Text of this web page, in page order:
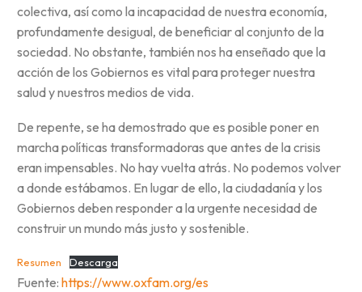
colectiva, así como la incapacidad de nuestra economía,
profundamente desigual, de beneficiar al conjunto de la
sociedad. No obstante, también nos ha enseñado que la
acción de los Gobiernos es vital para proteger nuestra
salud y nuestros medios de vida.
De repente, se ha demostrado que es posible poner en
marcha políticas transformadoras que antes de la crisis
eran impensables. No hay vuelta atrás. No podemos volver
a donde estábamos. En lugar de ello, la ciudadanía y los
Gobiernos deben responder a la urgente necesidad de
construir un mundo más justo y sostenible.
Resumen Descarga
Fuente: https://www.oxfam.org/es